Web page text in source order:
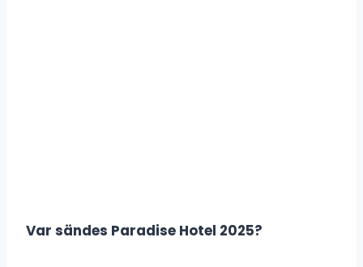
Var sändes Paradise Hotel 2025?